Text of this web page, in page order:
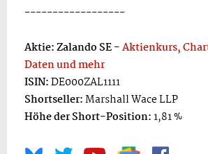
------------------
Aktie: Zalando SE -Aktienkurs,
Daten und mehr
ISIN:DE000ZAL1111
Shortseller:Marshall Wace LLP
Höhe der Short-Position:1,81 %